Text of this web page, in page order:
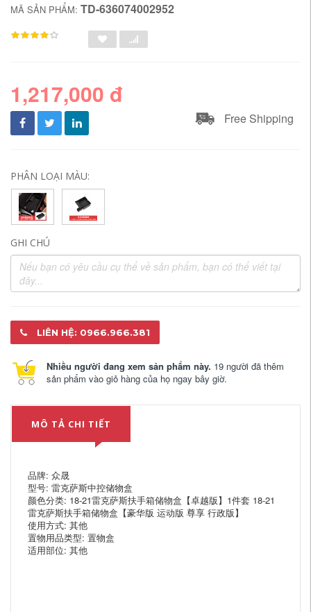
MÃ SẢN PHẨM: TD-636074002952
1,217,000 đ
Free Shipping
PHÂN LOẠI MÀU:
GHI CHÚ
LIÊN HỆ: 0966.966.381
Nhiều người đang xem sản phẩm này. 19 người đã thêm
sản phẩm vào giỏ hàng của họ ngay bây giờ.
MÔ TẢ CHI TIẾT
品牌: 众晟
型号: 雷克萨斯中控储物盒
颜色分类: 18-21雷克萨斯扶手箱储物盒【卓越版】1件套 18-21
雷克萨斯扶手箱储物盒【豪华版 运动版 尊享 行政版】
使用方式: 其他
置物用品类型: 置物盒
适用部位: 其他